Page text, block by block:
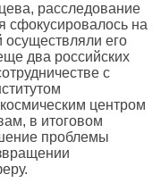
расследование
сфокусировалось на
осуществляли его
два российских
с
центром
в итоговом
проблемы